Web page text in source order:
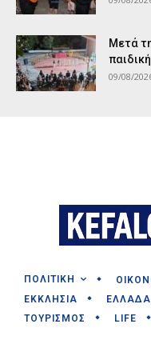
Μετά
09/08/
ΠΟΛΙΤΙΚΗ
ΕΚΚΛΗΣΙΑ
ΕΛΛΑΔΑ
ΤΟΥΡΙΣΜΟΣ
LIFE